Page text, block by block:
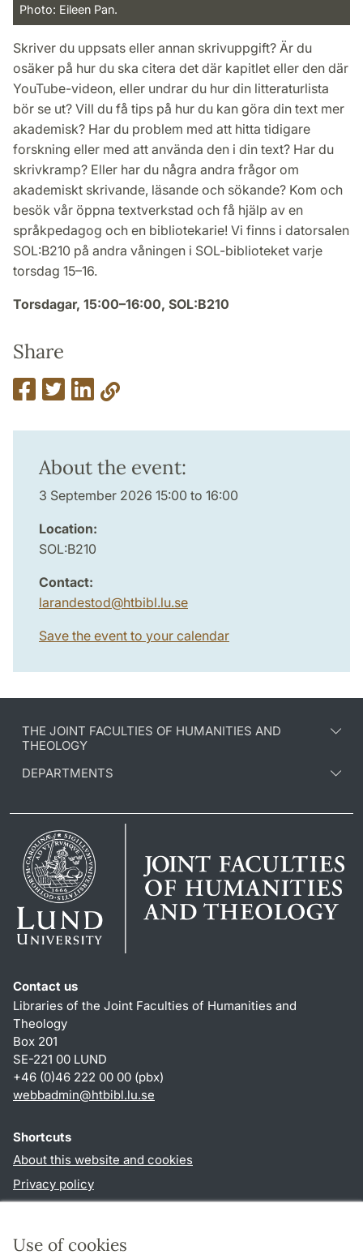
Use of cookies
Photo: Eileen Pan.
Skriver du uppsats eller annan skrivuppgift? Är du
osäker på hur du ska citera det där kapitlet eller den där
YouTube-videon, eller undrar du hur din litteraturlista
bör se ut? Vill du få tips på hur du kan göra din text mer
akademisk? Har du problem med att hitta tidigare
forskning eller med att använda den i din text? Har du
skrivkramp? Eller har du några andra frågor om
akademiskt skrivande, läsande och sökande? Kom och
besök vår öppna textverkstad och få hjälp av en
språkpedagog och en bibliotekarie! Vi finns i datorsalen
SOL:B210 på andra våningen i SOL-biblioteket varje
torsdag 15–16.
Torsdagar, 15:00–16:00, SOL:B210
Share
About the event:
3 September 2026 15:00 to 16:00
Location:
SOL:B210
Contact:
larandestod@htbibl.lu.se
Save the event to your calendar
THE JOINT FACULTIES OF HUMANITIES AND
THEOLOGY
DEPARTMENTS
Contact us
Libraries of the Joint Faculties of Humanities and
Theology
Box 201
SE-221 00 LUND
+46 (0)46 222 00 00 (pbx)
webbadmin@htbibl.lu.se
Shortcuts
About this website and cookies
Privacy policy